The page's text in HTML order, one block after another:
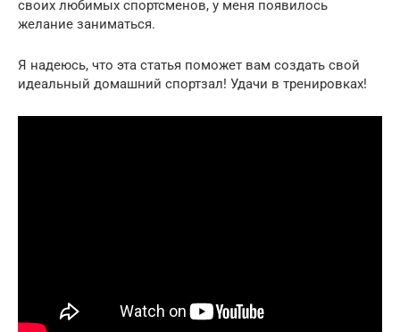
своих любимых спортсменов, у меня появилось
желание заниматься.
Я надеюсь, что эта статья поможет вам создать свой
идеальный домашний спортзал! Удачи в тренировках!